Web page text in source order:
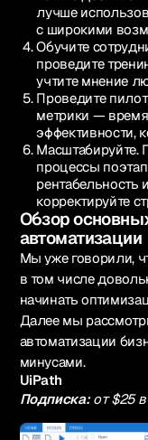
лучше
с широкими
Обучите
проведите
учтите мнение
Проведите
метрики —
эффективности,
Масштабируйте.
процессы
рентабельность
корректируйте
Обзор
автоматизации
Мы уже говорили,
в том числе
начинать
Далее мы
автоматизации
минусами.
UiPath
Подписка:от $25